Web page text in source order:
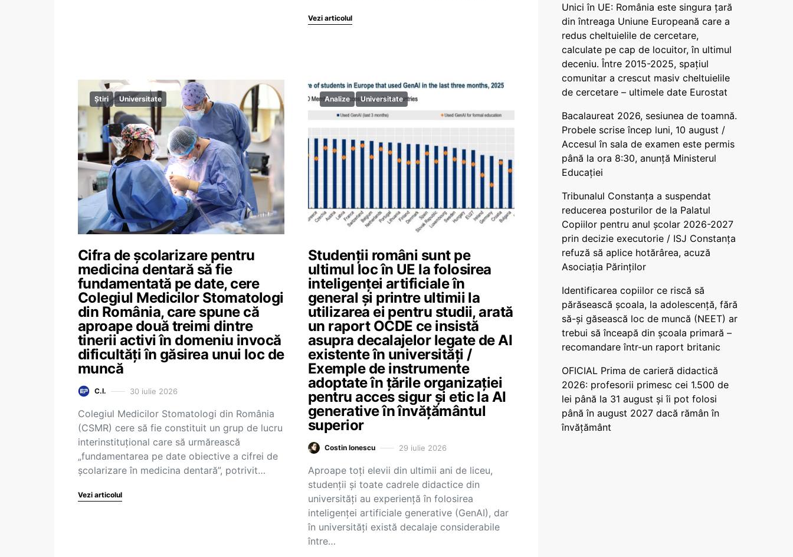
Vezi articolul
Știri Universitate
Cifra de școlarizare pentru
medicina dentară să fie
fundamentată pe date, cere
Colegiul Medicilor Stomatologi
din România, care spune că
aproape două treimi dintre
tinerii activi în domeniu invocă
dificultăți în găsirea unui loc de
muncă
C.I. 30 iulie 2026
Colegiul Medicilor Stomatologi din România
(CSMR) cere să fie constituit un grup de lucru
interinstituțional care să urmărească
„fundamentarea pe date obiective a cifrei de
școlarizare în medicina dentară”, potrivit…
Vezi articolul
Analize Universitate
Studenții români sunt pe
ultimul loc în UE la folosirea
inteligenței artificiale în
general și printre ultimii la
utilizarea ei pentru studii, arată
un raport OCDE ce insistă
asupra decalajelor legate de AI
existente în universități /
Exemple de instrumente
adoptate în țările organizației
pentru acces sigur și etic la AI
generative în învățământul
superior
Costin Ionescu 29 iulie 2026
Aproape toți elevii din ultimii ani de liceu,
studenții și toate cadrele didactice din
universități au experiență în folosirea
inteligenței artificiale generative (GenAI), dar
în universități există decalaje considerabile
între…
Unici în UE: România este singura țară
din întreaga Uniune Europeană care a
redus cheltuielile de cercetare,
calculate pe cap de locuitor, în ultimul
deceniu. Între 2015-2025, spațiul
comunitar a crescut masiv cheltuielile
de cercetare – ultimele date Eurostat
Bacalaureat 2026, sesiunea de toamnă.
Probele scrise încep luni, 10 august /
Accesul în sala de examen este permis
până la ora 8:30, anunță Ministerul
Educației
Tribunalul Constanța a suspendat
reducerea posturilor de la Palatul
Copiilor pentru anul școlar 2026-2027
prin decizie executorie / ISJ Constanța
refuză să aplice hotărârea, acuză
Asociația Părinților
Identificarea copiilor ce riscă să
părăsească școala, la adolescență, fără
să-și găsească loc de muncă (NEET) ar
trebui să înceapă din școala primară –
recomandare într-un raport britanic
OFICIAL Prima de carieră didactică
2026: profesorii primesc cei 1.500 de
lei până la 31 august și îi pot folosi
până în august 2027 dacă rămân în
învățământ